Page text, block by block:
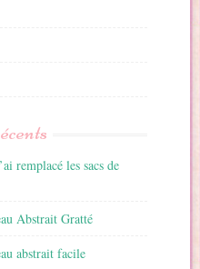
remplacé les sacs de
Abstrait Gratté
abstrait facile